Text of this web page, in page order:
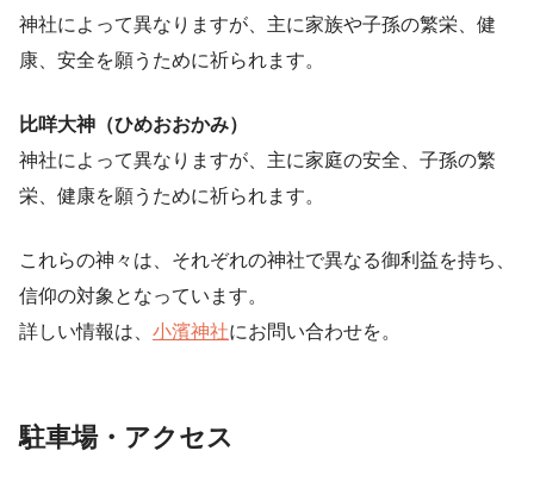
神社によって異なりますが、主に家族や子孫の繁栄、健
康、安全を願うために祈られます。
比咩大神（ひめおおかみ）
神社によって異なりますが、主に家庭の安全、子孫の繁
栄、健康を願うために祈られます。
これらの神々は、それぞれの神社で異なる御利益を持ち、
信仰の対象となっています。
詳しい情報は、 小濱神社にお問い合わせを。
駐車場・アクセス